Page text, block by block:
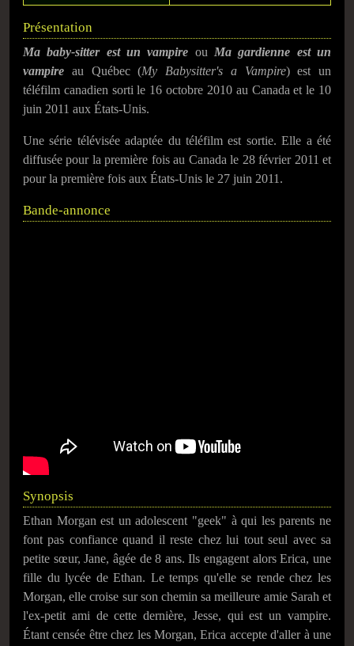
Présentation
Ma baby-sitter est un vampire ou Ma gardienne est un
vampire au Québec (My Babysitter's a Vampire) est un
téléfilm canadien sorti le 16 octobre 2010au Canada et le 10
juin 2011 aux États-Unis.
Une série télévisée adaptée du téléfilm est sortie. Elle a été
diffusée pour la première fois au Canada le 28 février 2011 et
pour la première fois aux États-Unis le 27 juin 2011 .
Bande-annonce
Synopsis
Ethan Morgan est un adolescent "geek" à qui les parents ne
font pas confiance quand il reste chez lui tout seul avec sa
petite sœur, Jane, âgée de 8 ans. Ils engagent alors Erica, une
fille du lycée de Ethan. Le temps qu'elle se rende chez les
Morgan, elle croise sur son chemin sa meilleure amie Sarah et
l'ex-petit ami de cette dernière, Jesse, qui est un vampire.
Étant censée être chez les Morgan, Erica accepte d'aller à une